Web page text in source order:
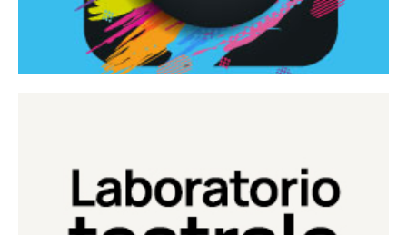
Laboratorio di teatro del Teatro Eduardo de Filippo
Continua